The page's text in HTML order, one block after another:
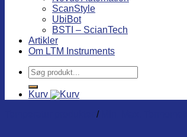
ScanStyle
UbiBot
BSTI – ScianTech
Artikler
Om LTM Instruments
Søg
efter:
Kurv
/